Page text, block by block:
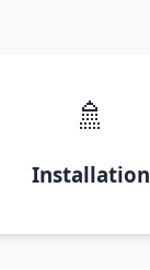
🚿
Installation